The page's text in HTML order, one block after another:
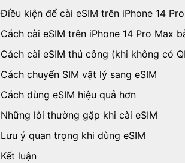
Điều kiện để cài eSIM trên iPhone 14
Cách cài eSIM trên iPhone 14 Pro Max
Cách cài eSIM thủ công (khi không có
Cách chuyển SIM vật lý sang eSIM
Cách dùng eSIM hiệu quả hơn
Những lỗi thường gặp khi cài eSIM
Lưu ý quan trọng khi dùng eSIM
Kết luận